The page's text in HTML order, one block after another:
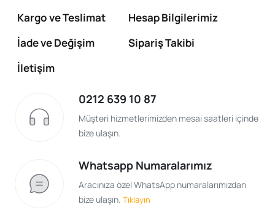
Kargo ve Teslimat
Hesap Bilgilerimiz
İade ve Değişim
Sipariş Takibi
İletişim
0212 639 10 87
Müşteri hizmetlerimizden mesai saatleri içinde
bize ulaşın.
Whatsapp Numaralarımız
Aracınıza özel WhatsApp numaralarımızdan
bize ulaşın. Tıklayın